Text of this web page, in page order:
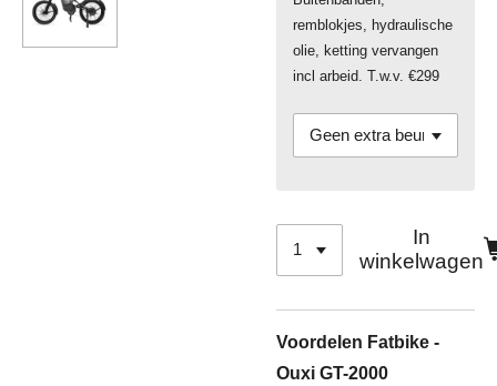
remblokjes, hydraulische
olie, ketting vervangen
incl arbeid. T.w.v. €299
In
winkelwagen
Voordelen Fatbike -
Ouxi GT-2000